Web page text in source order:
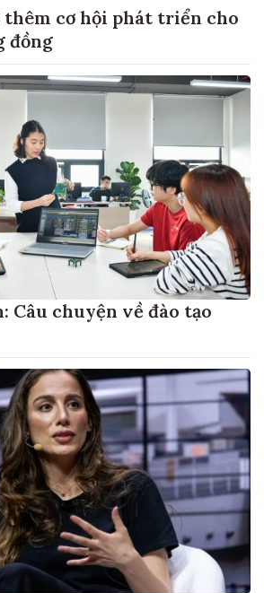
thêm cơ hội phát triển cho
đồng
Câu chuyện về đào tạo